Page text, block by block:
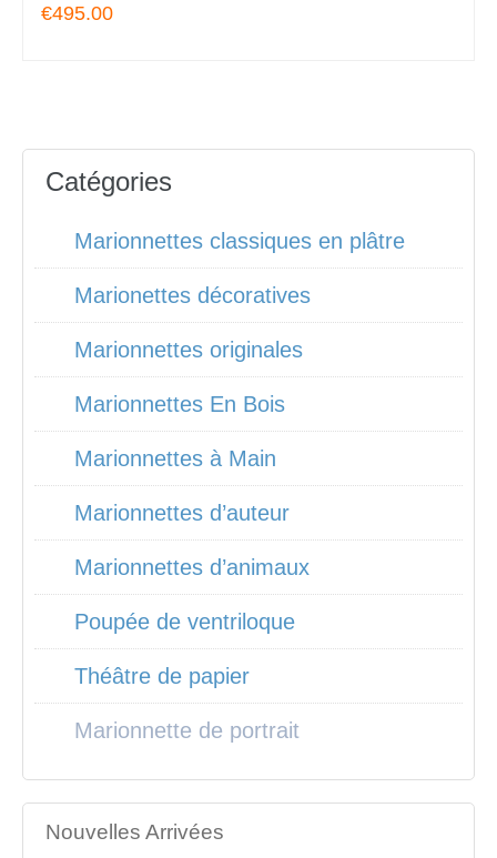
€495.00
Catégories
Marionnettes classiques en plâtre
Marionettes décoratives
Marionnettes originales
Marionnettes En Bois
Marionnettes à Main
Marionnettes d’auteur
Marionnettes d’animaux
Poupée de ventriloque
Théâtre de papier
Marionnette de portrait
Nouvelles Arrivées